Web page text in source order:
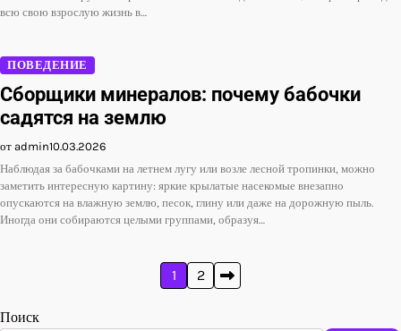
всю свою взрослую жизнь в…
ПОВЕДЕНИЕ
Сборщики минералов: почему бабочки
садятся на землю
от admin10.03.2026
Наблюдая за бабочками на летнем лугу или возле лесной тропинки, можно
заметить интересную картину: яркие крылатые насекомые внезапно
опускаются на влажную землю, песок, глину или даже на дорожную пыль.
Иногда они собираются целыми группами, образуя…
записей
1 2
Поиск